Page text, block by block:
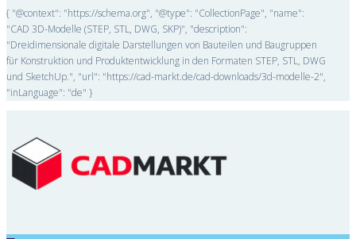
{ "@context": "https://schema.org", "@type": "CollectionPage", "name":
"CAD 3D-Modelle (STEP, STL, DWG, SKP)", "description":
"Dreidimensionale digitale Darstellungen von Bauteilen und Baugruppen
für Konstruktion und Produktentwicklung in den Formaten STEP, STL, DWG
und SketchUp.", "url": "https://cad-markt.de/cad-downloads/3d-modelle-2",
"inLanguage": "de" }